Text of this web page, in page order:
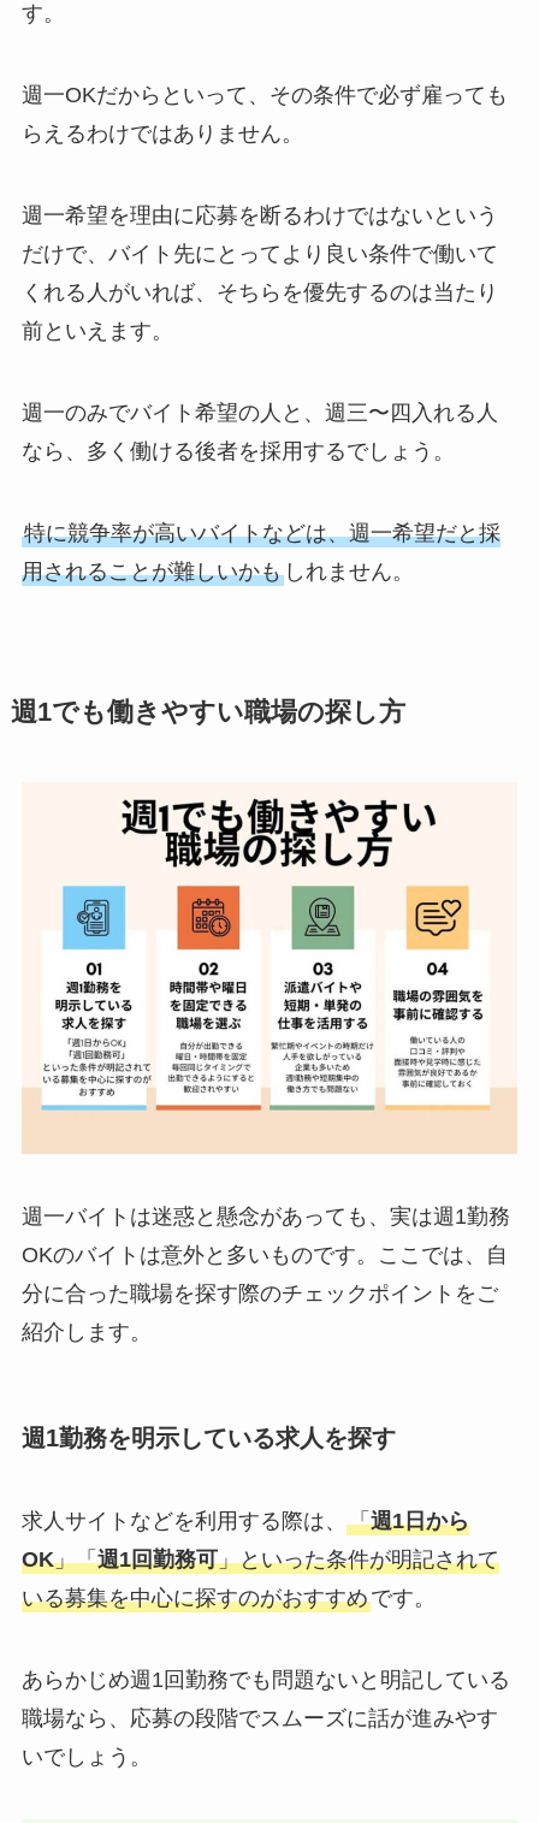
す。
週一OKだからといって、その条件で必ず雇っても
らえるわけではありません。
週一希望を理由に応募を断るわけではないという
だけで、バイト先にとってより良い条件で働いて
くれる人がいれば、そちらを優先するのは当たり
前といえます。
週一のみでバイト希望の人と、週三〜四入れる人
なら、多く働ける後者を採用するでしょう。
特に競争率が高いバイトなどは、週一希望だと採
用されることが難しいかもしれません。
週1でも働きやすい職場の探し方
週一バイトは迷惑と懸念があっても、実は週1勤務
OKのバイトは意外と多いものです。ここでは、自
分に合った職場を探す際のチェックポイントをご
紹介します。
週1勤務を明示している求人を探す
求人サイトなどを利用する際は、 「週1日から
OK」「週1回勤務可」といった条件が明記されて
いる募集を中心に探すのがおすすめです。
あらかじめ週1回勤務でも問題ないと明記している
職場なら、応募の段階でスムーズに話が進みやす
いでしょう。